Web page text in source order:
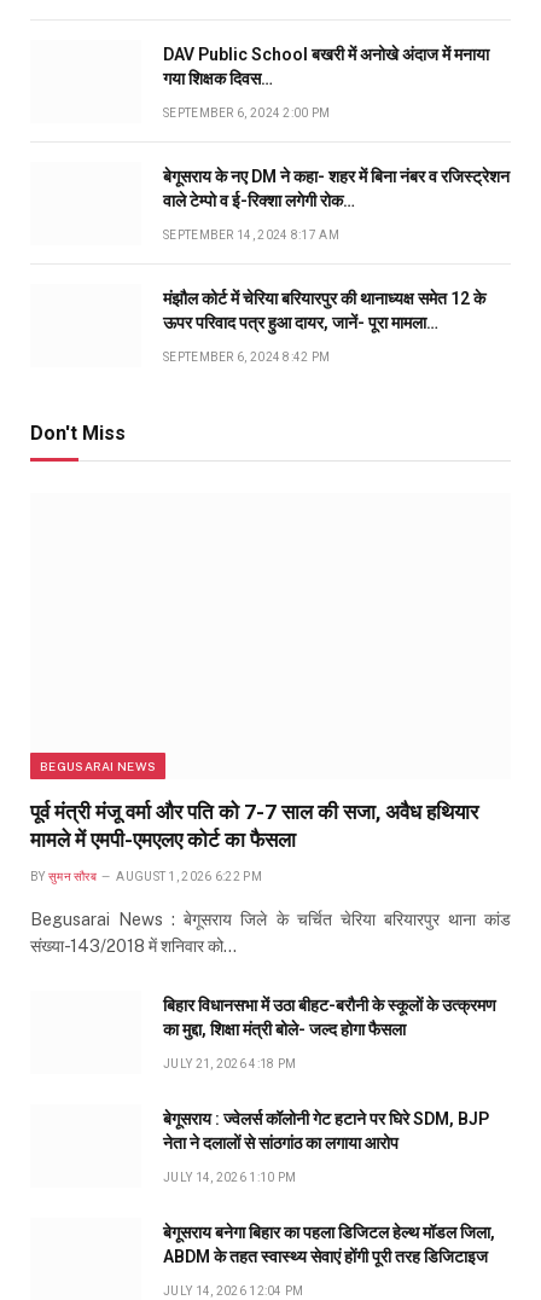
DAV Public School बखरी में अनोखे अंदाज में मनाया
गया शिक्षक दिवस…
SEPTEMBER 6, 2024 2:00 PM
बेगूसराय के नए DM ने कहा- शहर में बिना नंबर व रजिस्ट्रेशन
वाले टेम्पो व ई-रिक्शा लगेगी रोक…
SEPTEMBER 14, 2024 8:17 AM
मंझौल कोर्ट में चेरिया बरियारपुर की थानाध्यक्ष समेत 12 के
ऊपर परिवाद पत्र हुआ दायर, जानें- पूरा मामला…
SEPTEMBER 6, 2024 8:42 PM
Don't Miss
BEGUSARAI NEWS
पूर्व मंत्री मंजू वर्मा और पति को 7-7 साल की सजा, अवैध हथियार
मामले में एमपी-एमएलए कोर्ट का फैसला
BY सुमन सौरब AUGUST 1, 2026 6:22 PM
Begusarai News : बेगूसराय जिले के चर्चित चेरिया बरियारपुर थाना कांड
संख्या-143/2018 में शनिवार को…
बिहार विधानसभा में उठा बीहट-बरौनी के स्कूलों के उत्क्रमण
का मुद्दा, शिक्षा मंत्री बोले- जल्द होगा फैसला
JULY 21, 2026 4:18 PM
बेगूसराय : ज्वेलर्स कॉलोनी गेट हटाने पर घिरे SDM, BJP
नेता ने दलालों से सांठगांठ का लगाया आरोप
JULY 14, 2026 1:10 PM
बेगूसराय बनेगा बिहार का पहला डिजिटल हेल्थ मॉडल जिला,
ABDM के तहत स्वास्थ्य सेवाएं होंगी पूरी तरह डिजिटाइज
JULY 14, 2026 12:04 PM